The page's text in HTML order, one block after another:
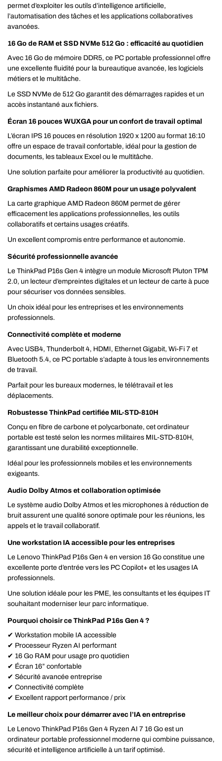
permet d’exploiter les outils d’intelligence artificielle,
l’automatisation des tâches et les applications collaboratives
avancées.
16 Go de RAM et SSD NVMe 512 Go : efficacité au quotidien
Avec 16 Go de mémoire DDR5, ce PC portable professionnel offre
une excellente fluidité pour la bureautique avancée, les logiciels
métiers et le multitâche.
Le SSD NVMe de 512 Go garantit des démarrages rapides et un
accès instantané aux fichiers.
Écran 16 pouces WUXGA pour un confort de travail optimal
L’écran IPS 16 pouces en résolution 1920 x 1200 au format 16:10
offre un espace de travail confortable, idéal pour la gestion de
documents, les tableaux Excel ou le multitâche.
Une solution parfaite pour améliorer la productivité au quotidien.
Graphismes AMD Radeon 860M pour un usage polyvalent
La carte graphique AMD Radeon 860M permet de gérer
efficacement les applications professionnelles, les outils
collaboratifs et certains usages créatifs.
Un excellent compromis entre performance et autonomie.
Sécurité professionnelle avancée
Le ThinkPad P16s Gen 4 intègre un module Microsoft Pluton TPM
2.0, un lecteur d’empreintes digitales et un lecteur de carte à puce
pour sécuriser vos données sensibles.
Un choix idéal pour les entreprises et les environnements
professionnels.
Connectivité complète et moderne
Avec USB4, Thunderbolt 4, HDMI, Ethernet Gigabit, Wi-Fi 7 et
Bluetooth 5.4, ce PC portable s’adapte à tous les environnements
de travail.
Parfait pour les bureaux modernes, le télétravail et les
déplacements.
Robustesse ThinkPad certifiée MIL-STD-810H
Conçu en fibre de carbone et polycarbonate, cet ordinateur
portable est testé selon les normes militaires MIL-STD-810H,
garantissant une durabilité exceptionnelle.
Idéal pour les professionnels mobiles et les environnements
exigeants.
Audio Dolby Atmos et collaboration optimisée
Le système audio Dolby Atmos et les microphones à réduction de
bruit assurent une qualité sonore optimale pour les réunions, les
appels et le travail collaboratif.
Une workstation IA accessible pour les entreprises
Le Lenovo ThinkPad P16s Gen 4 en version 16 Go constitue une
excellente porte d’entrée vers les PC Copilot+ et les usages IA
professionnels.
Une solution idéale pour les PME, les consultants et les équipes IT
souhaitant moderniser leur parc informatique.
Pourquoi choisir ce ThinkPad P16s Gen 4 ?
✔ Workstation mobile IA accessible
✔ Processeur Ryzen AI performant
✔ 16 Go RAM pour usage pro quotidien
✔ Écran 16” confortable
✔ Sécurité avancée entreprise
✔ Connectivité complète
✔ Excellent rapport performance / prix
Le meilleur choix pour démarrer avec l’IA en entreprise
Le Lenovo ThinkPad P16s Gen 4 Ryzen AI 7 16 Go est un
ordinateur portable professionnel moderne qui combine puissance,
sécurité et intelligence artificielle à un tarif optimisé.